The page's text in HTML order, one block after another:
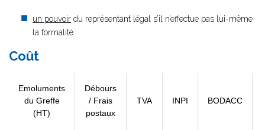
un pouvoir du représentant légal s’il n’effectue pas lui-même
la formalité
Coût
Emoluments
du Greffe
(HT)
Débours
/ Frais
postaux
TVA INPI BODACC